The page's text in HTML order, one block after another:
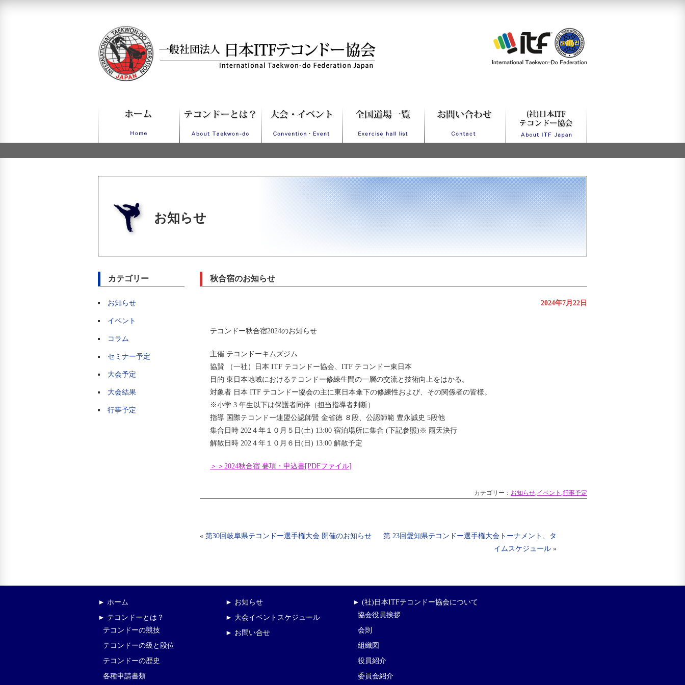
お知らせ
カテゴリー
お知らせ
イベント
コラム
セミナー予定
大会予定
大会結果
行事予定
秋合宿のお知らせ
2024年7月22日
テコンドー秋合宿2024のお知らせ
主催 テコンドーキムズジム
協賛 （一社）日本 ITF テコンドー協会、ITF テコンドー東日本
目的 東日本地域におけるテコンドー修練生間の一層の交流と技術向上をはかる。
対象者 日本 ITF テコンドー協会の主に東日本傘下の修練性および、その関係者の皆様。
※小学 3 年生以下は保護者同伴（担当指導者判断）
指導 国際テコンドー連盟公認師賢 金省徳 ８段、公認師範 豊永誠史 5段他
集合日時 202４年１０月５日(土) 13:00 宿泊場所に集合 (下記参照)※ 雨天決行
解散日時 202４年１０月６日(日) 13:00 解散予定
＞＞2024秋合宿 要項・申込書[PDFファイル]
カテゴリー： お知らせ,イベント ,行事予定
« 第30回岐阜県テコンドー選手権大会 開催のお知らせ
第 23回愛知県テコンドー選手権大会トーナメント、タ
イムスケジュール »
► ホーム
► テコンドーとは？
テコンドーの競技
テコンドーの級と段位
テコンドーの歴史
各種申請書類
► お知らせ
► 大会イベントスケジュール
► お問い合せ
► (社)日本ITFテコンドー協会について
協会役員挨拶
会則
組織図
役員紹介
委員会紹介